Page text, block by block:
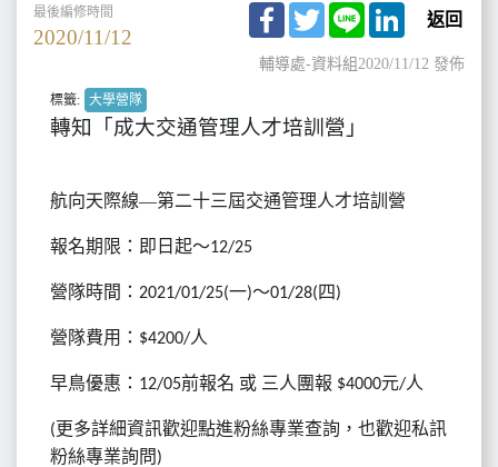
最後編修時間
2020/11/12
Facebook
TwitterLine LinkedIn
返回
輔導處-資料組2020/11/12 發佈
標籤: 大學營隊
轉知「成大交通管理人才培訓營」
航向天際線—第二十三屆交通管理人才培訓營
報名期限：即日起～12/25
營隊時間： 2021/01/25(一)～01/28(四)
營隊費用： $4200/人
早鳥優惠： 12/05前報名 或 三人團報 $4000元/人
(更多詳細資訊歡迎點進粉絲專業查詢，也歡迎私訊
粉絲專業詢問)